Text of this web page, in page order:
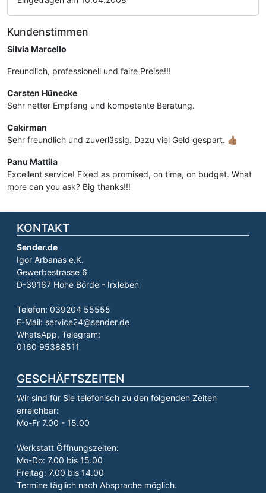
Kundenstimmen
Silvia Marcello
Freundlich, professionell und faire Preise!!!
Carsten Hünecke
Sehr netter Empfang und kompetente Beratung.
Cakirman
Sehr freundlich und zuverlässig. Dazu viel Geld gespart. 👍🏽
Panu Mattila
Excellent service! Fixed as promised, on time, on budget. What
more can you ask? Big thanks!!!
KONTAKT
Sender.de
Igor Arbanas e.K.
Gewerbestrasse 6
D-39167 Hohe Börde - Irxleben
Telefon: 039204 55555
E-Mail: service24@sender.de
WhatsApp, Telegram:
0160 95388511
GESCHÄFTSZEITEN
Wir sind für Sie telefonisch zu den folgenden Zeiten
erreichbar:
Mo-Fr 7.00 - 15.00
Werkstatt Öffnungszeiten:
Mo-Do: 7.00 bis 15.00
Freitag: 7.00 bis 14.00
Termine täglich nach Absprache möglich.